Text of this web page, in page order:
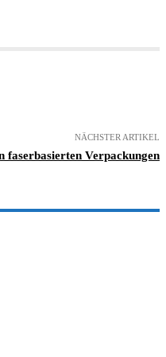
NÄCHSTER ARTIKEL
faserbasierten Verpackungen